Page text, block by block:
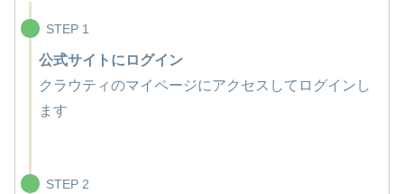
STEP 1
公式サイトにログイン
クラウティのマイページにアクセスしてログインし
ます
STEP 2